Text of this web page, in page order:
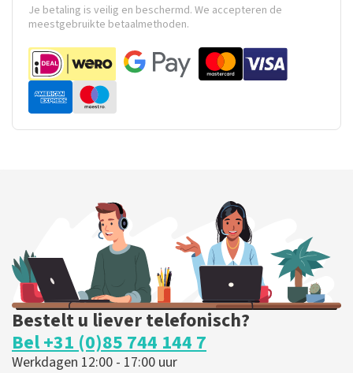
Je betaling is veilig en beschermd. We accepteren de
meestgebruikte betaalmethoden.
Bestelt u liever telefonisch?
Bel +31 (0)85 744 144 7
Werkdagen 12:00 - 17:00 uur